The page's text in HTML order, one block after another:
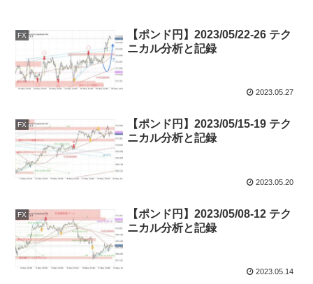
FX
【ポンド円】2023/05/22-26 テク
ニカル分析と記録
2023.05.27
FX
【ポンド円】2023/05/15-19 テク
ニカル分析と記録
2023.05.20
FX
【ポンド円】2023/05/08-12 テク
ニカル分析と記録
2023.05.14